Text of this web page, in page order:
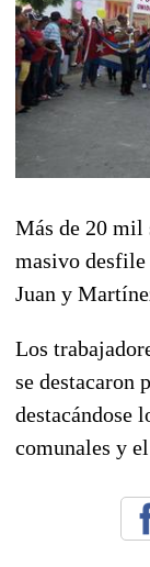
Más de 20 mil
masivo desfile
Juan y
Los
se destacaron
destacándose
comunales y